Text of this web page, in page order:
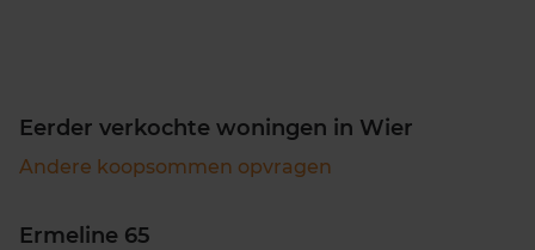
Eerder verkochte woningen in Wier
Andere koopsommen opvragen
Ermeline 65